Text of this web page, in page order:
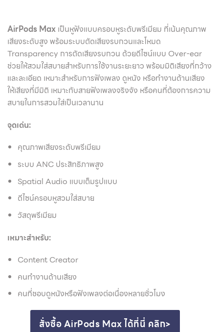
AirPods Max เป็นหูฟังแบบครอบหูระดับพรีเมียม ที่เน้นคุณภาพ
เสียงระดับสูง พร้อมระบบตัดเสียงรบกวนและโหมด
Transparency การตัดเสียงรบกวน ด้วยดีไซน์แบบ Over-ear
ช่วยให้สวมใส่สบายสำหรับการใช้งานระยะยาว พร้อมมิติเสียงที่กว้าง
และละเอียด เหมาะสำหรับการฟังเพลง ดูหนัง หรือทำงานด้านเสียง
ให้เสียงที่มีมิติ เหมาะกับสายฟังเพลงจริงจัง หรือคนที่ต้องการความ
สบายในการสวมใส่เป็นเวลานาน
จุดเด่น:
คุณภาพเสียงระดับพรีเมียม
ระบบ ANC ประสิทธิภาพสูง
Spatial Audio แบบเต็มรูปแบบ
ดีไซน์ครอบหูสวมใส่สบาย
วัสดุพรีเมียม
เหมาะสำหรับ:
Content Creator
คนทำงานด้านเสียง
คนที่ชอบดูหนังหรือฟังเพลงต่อเนื่องหลายชั่วโมง
สั่งซื้อ AirPods Max ได้ที่นี่ คลิก>